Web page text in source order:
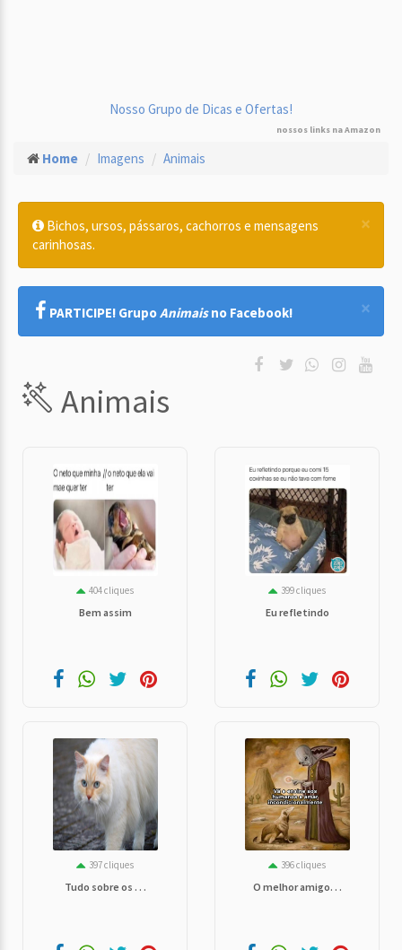
Nosso Grupo de Dicas e Ofertas!
nossos links na Amazon
Home Imagens Animais
×
Bichos, ursos, pássaros, cachorros e mensagens
carinhosas.
×
PARTICIPE! GrupoAnimaisno Facebook!
Animais
404 cliques
Bem assim
399 cliques
Eu refletindo
397 cliques
Tudo sobre os . . .
396 cliques
O melhor amigo. . .